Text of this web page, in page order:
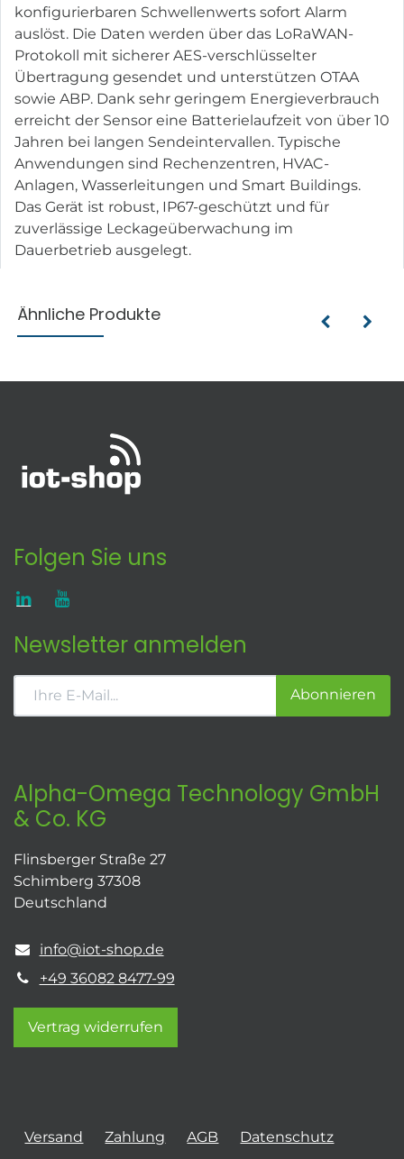
konfigurierbaren Schwellenwerts sofort Alarm
auslöst. Die Daten werden über das LoRaWAN-
Protokoll mit sicherer AES-verschlüsselter
Übertragung gesendet und unterstützen OTAA
sowie ABP. Dank sehr geringem Energieverbrauch
erreicht der Sensor eine Batterielaufzeit von über 10
Jahren bei langen Sendeintervallen. Typische
Anwendungen sind Rechenzentren, HVAC-
Anlagen, Wasserleitungen und Smart Buildings.
Das Gerät ist robust, IP67-geschützt und für
zuverlässige Leckageüberwachung im
Dauerbetrieb ausgelegt.
Ähnliche Produkte
Folgen Sie uns
Newsletter anmelden
Abonnieren
Alpha-Omega Technology GmbH
& Co. KG
Flinsberger Straße 27
Schimberg 37308
Deutschland
info@iot-shop.de
+49 36082 8477-99
Vertrag widerrufen
Versand Zahlung AGB Datenschutz